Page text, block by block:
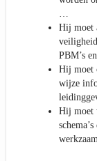
…
Hij moet
PBM’s
Hij moet
wijze
Hij moet